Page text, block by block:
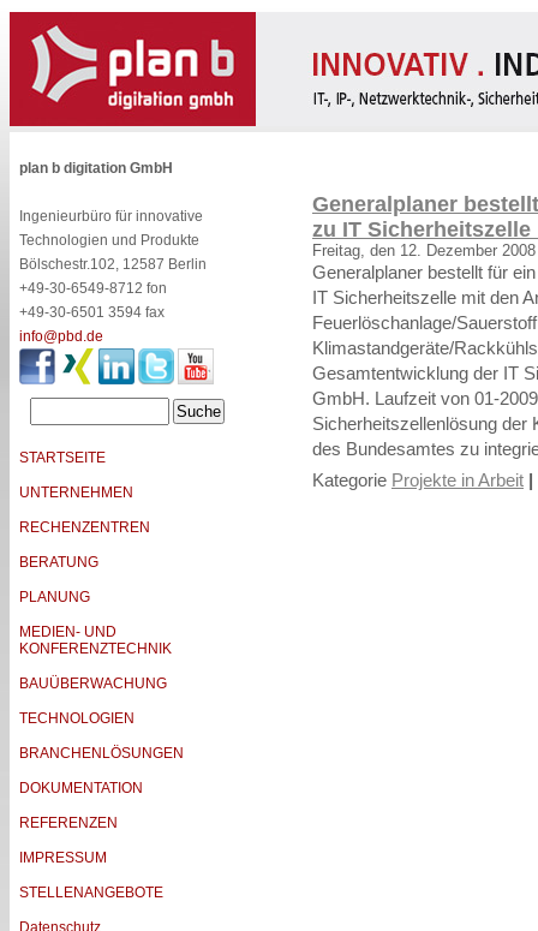
plan b digitation GmbH
Ingenieurbüro für innovative
Technologien und Produkte
Bölschestr.102, 12587 Berlin
+49-30-6549-8712 fon
+49-30-6501 3594 fax
info@pbd.de
STARTSEITE
UNTERNEHMEN
RECHENZENTREN
BERATUNG
PLANUNG
MEDIEN- UND
KONFERENZTECHNIK
BAUÜBERWACHUNG
TECHNOLOGIEN
BRANCHENLÖSUNGEN
DOKUMENTATION
REFERENZEN
IMPRESSUM
STELLENANGEBOTE
Datenschutz
Generalplaner
zu IT
Freitag, den 12. Dezember 2008
Generalplaner bestellt für
IT Sicherheitszelle mit den
Feuerlöschanlage/
Klimastandgeräte/
Gesamtentwicklung der IT
GmbH. Laufzeit von 01-
Sicherheitszellenlösung der
des Bundesamtes zu
Kategorie Projekte in Arbeit |